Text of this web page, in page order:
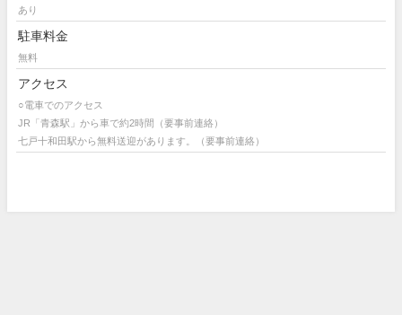
あり
駐車料金
無料
アクセス
○電車でのアクセス
JR「青森駅」から車で約2時間（要事前連絡）
七戸十和田駅から無料送迎があります。（要事前連絡）